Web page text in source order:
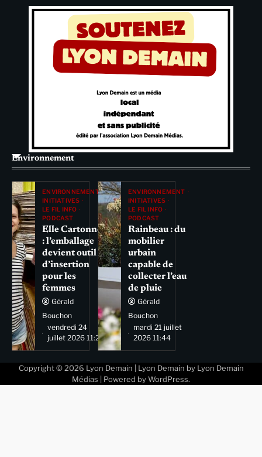
Environnement
ENVIRONNEMENT
INITIATIVES
LE FIL INFO
PODCAST
Elle Cartonne
: l’emballage
devient outil
d’insertion
pour les
femmes
Gérald
Bouchon
vendredi 24
juillet 2026 11:29
ENVIRONNEMENT
INITIATIVES
LE FIL INFO
PODCAST
Rainbeau : du
mobilier
urbain
capable de
collecter l’eau
de pluie
Gérald
Bouchon
mardi 21 juillet
2026 11:44
Copyright © 2026 Lyon Demain | Lyon Demain by Lyon Demain
Médias | Powered by WordPress.